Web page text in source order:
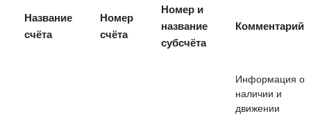
Название
счёта
Номер
счёта
Номер и
название
субсчёта
Комментарий
Информация о
наличии и
движении